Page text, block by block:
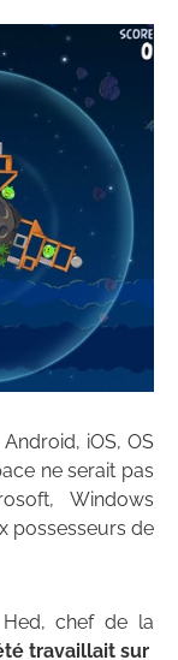
iOS, OS
ne serait pas
Windows
possesseurs de
chef de la
travaillait sur